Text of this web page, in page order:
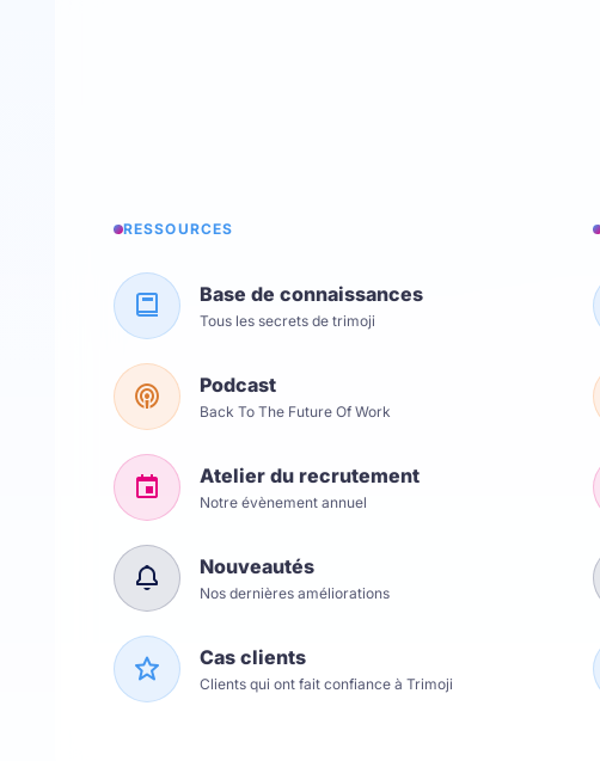
RESSOURCES
Base de connaissances
Tous les secrets de trimoji
Podcast
Back To The Future Of Work
Atelier du recrutement
Notre évènement annuel
Nouveautés
Nos dernières améliorations
Cas clients
Clients qui ont fait confiance à Trimoji